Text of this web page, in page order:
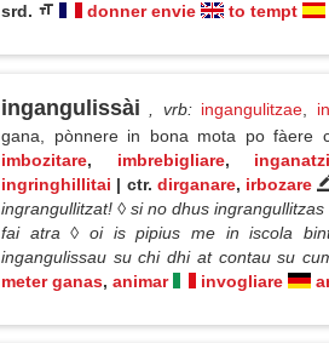
srd.
donner envie to tempt
ingangulissài , vrb: ingangulitzae
gana, pònnere in bona mota po fàere
imbozitare, imbrebigliare,
ingringhillitai | ctr. dirganare, irbozare
ingrangullitzat! ◊ si no dhus
fai atra ◊ oi is pipius me in iscola
ingangulissau su chi dhi at contau su
meter ganas, animar invogliare